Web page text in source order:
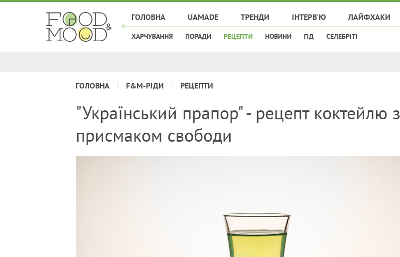
ГОЛОВНА UAMADE ТРЕНДИ ІНТЕРВ'Ю ЛАЙФХАКИ
ХАРЧУВАННЯ ПОРАДИ РЕЦЕПТИ НОВИНИ ГІД СЕЛЕБРІТІ
ГОЛОВНА F&M-РІДИ РЕЦЕПТИ
"Український прапор" - рецепт коктейлю з
присмаком свободи